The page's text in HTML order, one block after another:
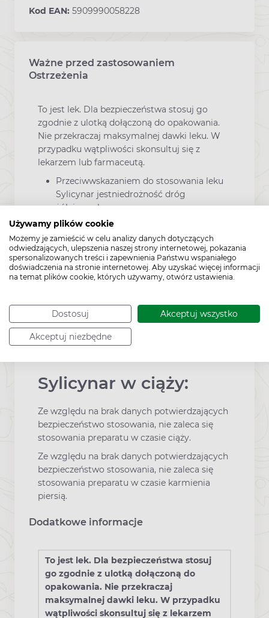
Używamy plików cookie
Możemy je zamieścić w celu analizy danych dotyczących
odwiedzających, ulepszenia naszej strony internetowej, pokazania
spersonalizowanych treści i zapewnienia Państwu wspaniałego
doświadczenia na stronie internetowej. Aby uzyskać więcej informacji
na temat plików cookie, których używamy, otwórz ustawienia.
Dostosuj Akceptuj wszystko
Akceptuj niezbędne
Kod EAN: 5909990058228
Ważne przed zastosowaniem
Ostrzeżenia
To jest lek. Dla bezpieczeństwa stosuj go
zgodnie z ulotką dołączoną do opakowania.
Nie przekraczaj maksymalnej dawki leku. W
przypadku wątpliwości skonsultuj się z
lekarzem lub farmaceutą.
Przeciwwskazaniem do stosowania leku
Sylicynar jestniedrożność dróg
żółciowych.
W przypadku kamicy żółciowej należy
przed zastosowaniem skonsultować się z
lekarzem.
Podczas terapii i po jej zakończeniu
należy unikać środków szkodliwych dla
Ciąża i laktacja
Sylicynar w ciąży:
Ze względu na brak danych potwierdzających
bezpieczeństwo stosowania, nie zaleca się
stosowania preparatu w czasie ciąży.
Ze względu na brak danych potwierdzających
bezpieczeństwo stosowania, nie zaleca się
stosowania preparatu w czasie karmienia
piersią.
Dodatkowe informacje
To jest lek. Dla bezpieczeństwa stosuj
go zgodnie z ulotką dołączoną do
opakowania. Nie przekraczaj
maksymalnej dawki leku. W przypadku
wątpliwości skonsultuj się z lekarzem